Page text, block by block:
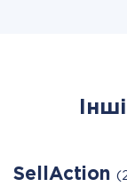
SellAction